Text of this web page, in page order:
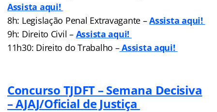
Assista aqui!
8h: Legislação Penal Extravagante –Assista aqui!
9h: Direito Civil – Assista aqui!
11h30: Direito do Trabalho –Assista aqui!
Concurso TJDFT – Semana Decisiva
– AJAJ/Oficial de Justiça